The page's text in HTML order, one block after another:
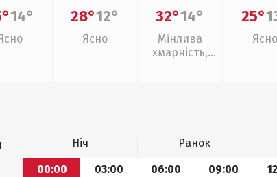
14° 28°12°
Ясно
32°14°
Мінлива
хмарність,
25°
Ясно
Ніч Ранок
00:00
03:00 06:00 09:00